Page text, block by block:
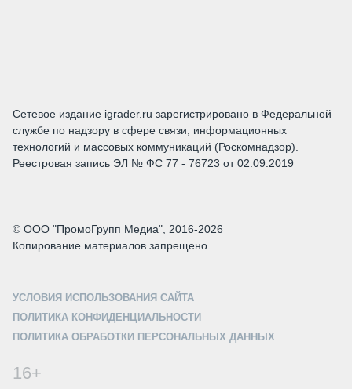
Сетевое издание igrader.ru зарегистрировано в Федеральной
службе по надзору в сфере связи, информационных
технологий и массовых коммуникаций (Роскомнадзор).
Реестровая запись ЭЛ № ФС 77 - 76723 от 02.09.2019
© ООО "ПромоГрупп Медиа", 2016-2026
Копирование материалов запрещено.
УСЛОВИЯ ИСПОЛЬЗОВАНИЯ САЙТА
ПОЛИТИКА КОНФИДЕНЦИАЛЬНОСТИ
ПОЛИТИКА ОБРАБОТКИ ПЕРСОНАЛЬНЫХ ДАННЫХ
16+